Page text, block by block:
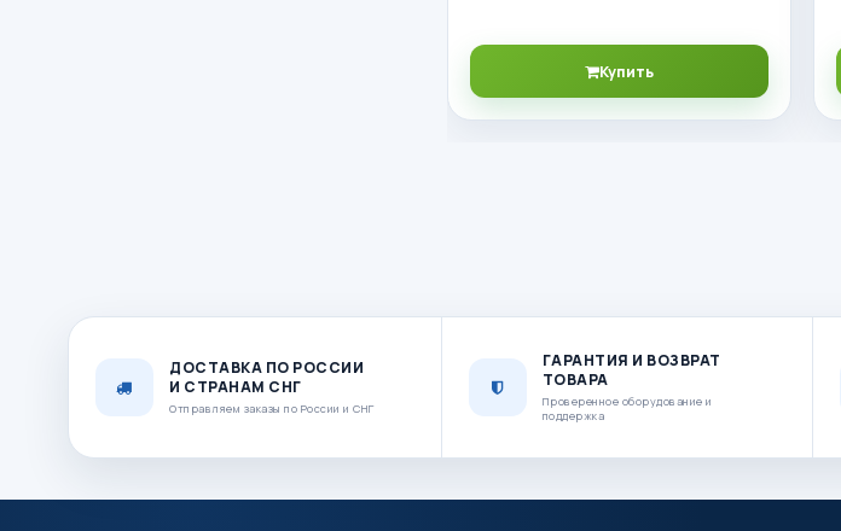
Купить
ДОСТАВКА ПО РОССИИ
И СТРАНАМ СНГ
Отправляем заказы по России и СНГ
ГАРАНТИЯ И ВОЗВРАТ
ТОВАРА
Проверенное оборудование и
поддержка